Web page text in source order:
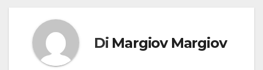
Di Margiov Margiov